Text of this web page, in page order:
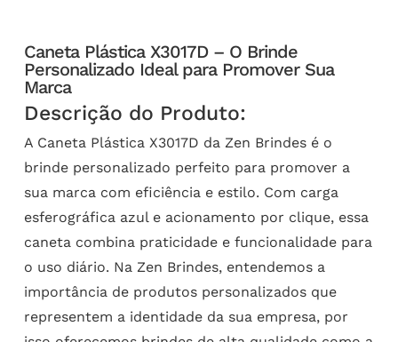
Caneta Plástica X3017D – O Brinde
Personalizado Ideal para Promover Sua
Marca
Descrição do Produto:
A Caneta Plástica X3017D da Zen Brindes é o
brinde personalizado perfeito para promover a
sua marca com eficiência e estilo. Com carga
esferográfica azul e acionamento por clique, essa
caneta combina praticidade e funcionalidade para
o uso diário. Na Zen Brindes, entendemos a
importância de produtos personalizados que
representem a identidade da sua empresa, por